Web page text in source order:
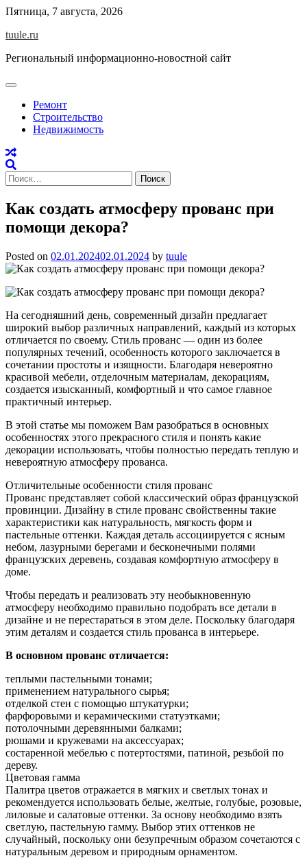
Skip
content
Пятница, 7 августа, 2026
tuule.ru
Региональный информационно-новостной сайт
Ремонт
Строительство
Недвижимость
Найти:
Как создать атмосферу прованс при
помощи декора?
Posted on 02.01.202402.01.2024 by tuule
На сегодняшний день, современный дизайн предлагает
широкий выбор различных направлений, каждый из которых
отличается по своему. Стиль прованс — один из более
популярных течений, особенность которого заключается в
сочетании простоты и изящности. Благодаря невероятно
красивой мебели, отделочным материалам, декорациям,
создается изысканный, комфортный и что самое главное
практичный интерьер.
В этой статье мы поможем Вам разобраться в основных
особенностях этого прекрасного стиля и понять какие
декорации использовать, чтобы полностью передать теплую и
невероятную атмосферу прованса.
Отличительные особенности стиля прованс
Прованс представляет собой классический образ французской
провинции. Дизайну в стиле прованс свойственны такие
характеристики как натуральность, мягкость форм и
пастельные оттенки. Каждая деталь ассоциируется с ясным
небом, лазурными берегами и бесконечными полями
французских деревень, создавая комфортную атмосферу в
доме.
Чтобы передать и реализовать эту необыкновенную
атмосферу необходимо правильно подобрать все детали в
дизайне и не перестараться в этом деле. Поскольку благодаря
этим деталям и создается стиль прованса в интерьере.
В основном прованс отличается:
теплыми пастельными тонами;
применением натурального сырья;
отделкой стен с помощью штукатурки;
фарфоровыми и керамическими статуэтками;
потолочными деревянными балками;
рюшами и кружевами на аксессуарах;
состаренной мебелью с потертостями, патиной, резьбой по
дереву.
Цветовая гамма
Палитра цветов отражается в мягких и светлых тонах и
рекомендуется использовать белые, желтые, голубые, розовые,
лиловые и салатовые оттенки. За основу необходимо взять
светлую, пастельную гамму. Выбор этих оттенков не
случайный, поскольку они безупречным образом сочетаются с
натуральным деревом и природным орнаментом.